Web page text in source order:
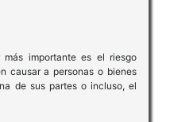
importante es el riesgo
causar a personas o bienes
de sus partes o incluso, el